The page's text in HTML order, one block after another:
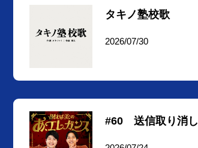
タキノ塾校歌
2026/07/30
#60 送信取り消し